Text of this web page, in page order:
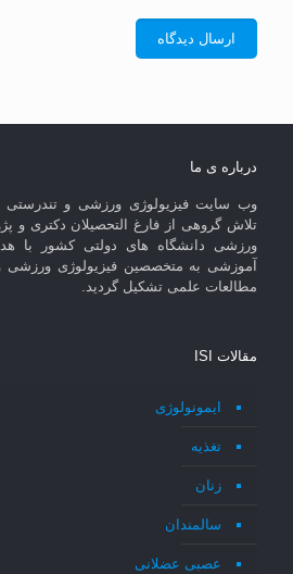
درباره ی ما
تلاش گروهی از فارغ التحصیلان دکتری و
ورزشی دانشگاه های دولتی کشور با
آموزشی به متخصصین فیزیولوژی ورزشی
مطالعات علمی تشکیل گردید.
مقالات ISI
ایمونولوژی
تغذیه
زنان
سالمندان
عصبی عضلانی